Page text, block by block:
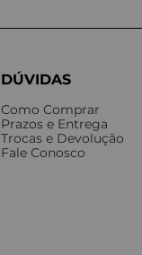
DÚVIDAS
Como Comprar
Prazos e Entrega
Trocas e Devolução
Fale Conosco